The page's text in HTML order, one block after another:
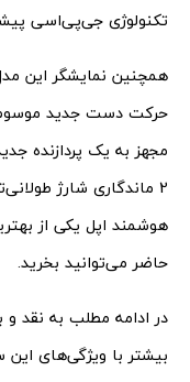
تکنولوژی جی‌پی‌اسی پیشرفته‌تر
همچنین نمایشگر این
مجهز به یک پردازنده
2 ماندگاری شارژ
هوشمند اپل یکی از
حاضر می‌توانید بخرید.
بیشتر با ویژگی‌های